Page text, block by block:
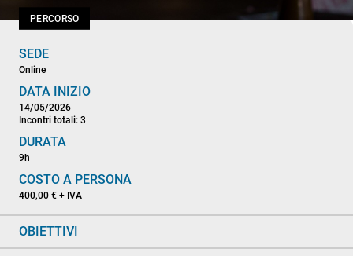
PERCORSO
SEDE
Online
DATA INIZIO
14/05/2026
Incontri totali: 3
DURATA
9h
COSTO A PERSONA
400,00 € + IVA
OBIETTIVI